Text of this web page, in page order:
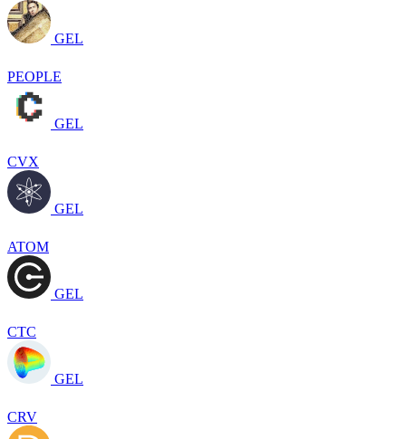
GEL
PEOPLE
GEL
CVX
GEL
ATOM
GEL
CTC
GEL
CRV